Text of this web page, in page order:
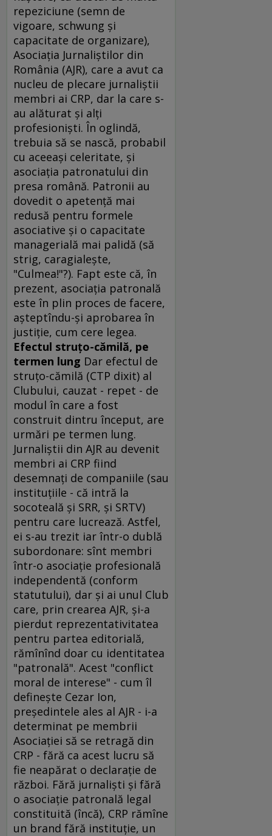
repeziciune (semn de
vigoare, schwung şi
capacitate de organizare),
Asociaţia Jurnaliştilor din
România (AJR), care a avut ca
nucleu de plecare jurnaliştii
membri ai CRP, dar la care s-
au alăturat şi alţi
profesionişti. În oglindă,
trebuia să se nască, probabil
cu aceeaşi celeritate, şi
asociaţia patronatului din
presa română. Patronii au
dovedit o apetenţă mai
redusă pentru formele
asociative şi o capacitate
managerială mai palidă (să
strig, caragialeşte,
"Culmea!"?). Fapt este că, în
prezent, asociaţia patronală
este în plin proces de facere,
aşteptîndu-şi aprobarea în
justiţie, cum cere legea.
Efectul struţo-cămilă, pe
termen lung Dar efectul de
struţo-cămilă (CTP dixit) al
Clubului, cauzat - repet - de
modul în care a fost
construit dintru început, are
urmări pe termen lung.
Jurnaliştii din AJR au devenit
membri ai CRP fiind
desemnaţi de companiile (sau
instituţiile - că intră la
socoteală şi SRR, şi SRTV)
pentru care lucrează. Astfel,
ei s-au trezit iar într-o dublă
subordonare: sînt membri
într-o asociaţie profesională
independentă (conform
statutului), dar şi ai unul Club
care, prin crearea AJR, şi-a
pierdut reprezentativitatea
pentru partea editorială,
rămînînd doar cu identitatea
"patronală". Acest "conflict
moral de interese" - cum îl
defineşte Cezar Ion,
preşedintele ales al AJR - i-a
determinat pe membrii
Asociaţiei să se retragă din
CRP - fără ca acest lucru să
fie neapărat o declaraţie de
război. Fără jurnalişti şi fără
o asociaţie patronală legal
constituită (încă), CRP rămîne
un brand fără instituţie, un